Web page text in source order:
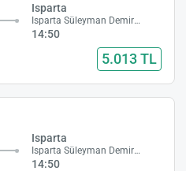
Isparta
Isparta Süleyman Demirel Havalimanı
14:50
5.013 TL
Isparta
Isparta Süleyman Demirel Havalimanı
14:50